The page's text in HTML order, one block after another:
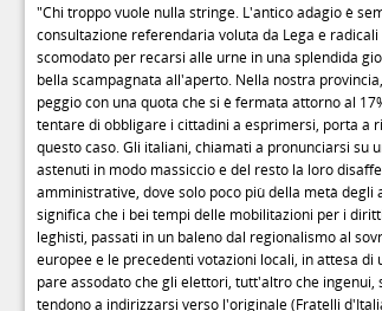
"Chi troppo vuole nulla stringe. L'antico adagio è
consultazione referendaria voluta da Lega e
scomodato per recarsi alle urne in una splendida
bella scampagnata all'aperto. Nella nostra
peggio con una quota che si è fermata attorno al
tentare di obbligare i cittadini a esprimersi, porta a
questo caso. Gli italiani, chiamati a pronunciarsi su
astenuti in modo massiccio e del resto la loro
amministrative, dove solo poco più della metà
significa che i bei tempi delle mobilitazioni per i
leghisti, passati in un baleno dal regionalismo al
europee e le precedenti votazioni locali, in attesa
pare assodato che gli elettori, tutt'altro che
tendono a indirizzarsi verso l'originale (Fratelli